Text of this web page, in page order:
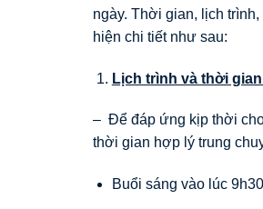
ngày. Thời gian, lịch
hiện chi tiết như sau:
Lịch trình và thời
– Để đáp ứng kịp thời
thời gian hợp lý trung
Buổi sáng vào lúc 9h30